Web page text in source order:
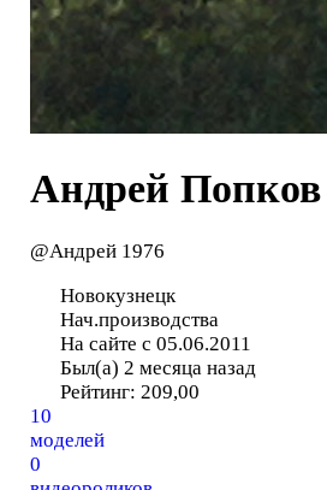
Андрей Попков
@Андрей 1976
Новокузнецк
Нач.производства
На сайте с 05.06.2011
Был(а) 2 месяца назад
Рейтинг: 209,00
10
моделей
0